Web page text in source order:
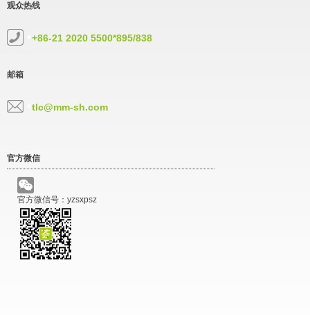
观众热线
+86-21 2020 5500*895/838
邮箱
tlc@mm-sh.com
官方微信
官方微信号：yzsxpsz